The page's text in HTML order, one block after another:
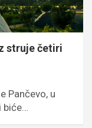
struje četiri
Pančevo, u
biće…